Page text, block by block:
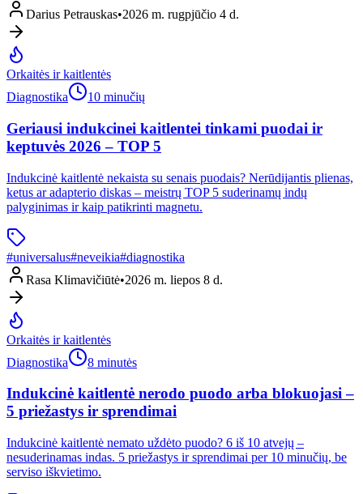
Darius Petrauskas•2026 m. rugpjūčio 4 d.
Orkaitės ir kaitlentės
Diagnostika
10 minučių
Geriausi indukcinei kaitlentei tinkami puodai ir
keptuvės 2026 – TOP 5
Indukcinė kaitlentė nekaista su senais puodais? Nerūdijantis plienas,
ketus ar adapterio diskas – meistrų TOP 5 suderinamų indų
palyginimas ir kaip patikrinti magnetu.
#universalus#neveikia#diagnostika
Rasa Klimavičiūtė•2026 m. liepos 8 d.
Orkaitės ir kaitlentės
Diagnostika
8 minutės
Indukcinė kaitlentė nerodo puodo arba blokuojasi –
5 priežastys ir sprendimai
Indukcinė kaitlentė nemato uždėto puodo? 6 iš 10 atvejų –
nesuderinamas indas. 5 priežastys ir sprendimai per 10 minučių, be
serviso iškvietimo.